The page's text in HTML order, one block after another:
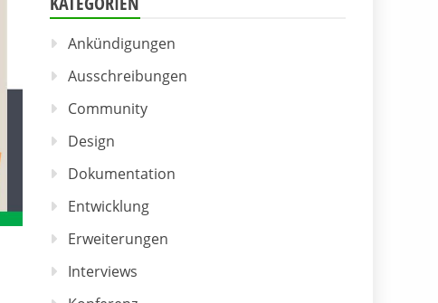
Ankündigungen
Ausschreibungen
Community
Design
Dokumentation
Entwicklung
Erweiterungen
Interviews